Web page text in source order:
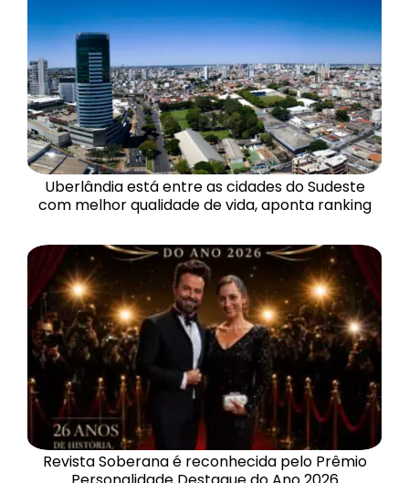
Uberlândia está entre as cidades do Sudeste
com melhor qualidade de vida, aponta ranking
Revista Soberana é reconhecida pelo Prêmio
Personalidade Destaque do Ano 2026